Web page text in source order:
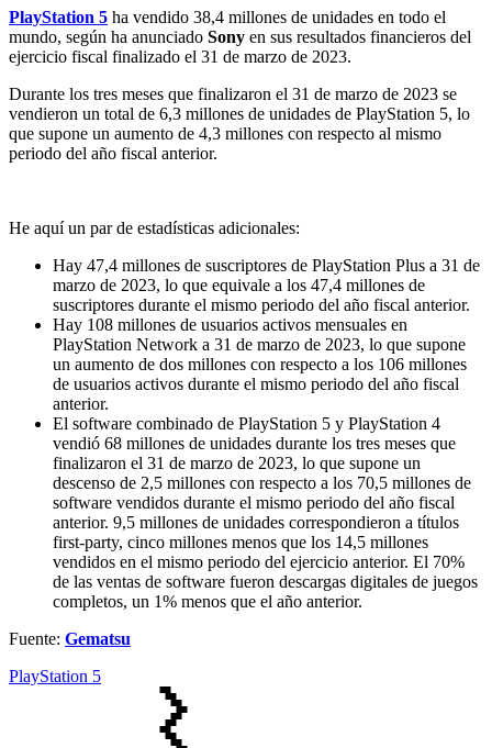
PlayStation 5 ha vendido 38,4 millones de unidades en todo el
mundo, según ha anunciado Sony en sus resultados financieros del
ejercicio fiscal finalizado el 31 de marzo de 2023.
Durante los tres meses que finalizaron el 31 de marzo de 2023 se
vendieron un total de 6,3 millones de unidades de PlayStation 5, lo
que supone un aumento de 4,3 millones con respecto al mismo
periodo del año fiscal anterior.
He aquí un par de estadísticas adicionales:
Hay 47,4 millones de suscriptores de PlayStation Plus a 31 de
marzo de 2023, lo que equivale a los 47,4 millones de
suscriptores durante el mismo periodo del año fiscal anterior.
Hay 108 millones de usuarios activos mensuales en
PlayStation Network a 31 de marzo de 2023, lo que supone
un aumento de dos millones con respecto a los 106 millones
de usuarios activos durante el mismo periodo del año fiscal
anterior.
El software combinado de PlayStation 5 y PlayStation 4
vendió 68 millones de unidades durante los tres meses que
finalizaron el 31 de marzo de 2023, lo que supone un
descenso de 2,5 millones con respecto a los 70,5 millones de
software vendidos durante el mismo periodo del año fiscal
anterior. 9,5 millones de unidades correspondieron a títulos
first-party, cinco millones menos que los 14,5 millones
vendidos en el mismo periodo del ejercicio anterior. El 70%
de las ventas de software fueron descargas digitales de juegos
completos, un 1% menos que el año anterior.
Fuente: Gematsu
PlayStation 5